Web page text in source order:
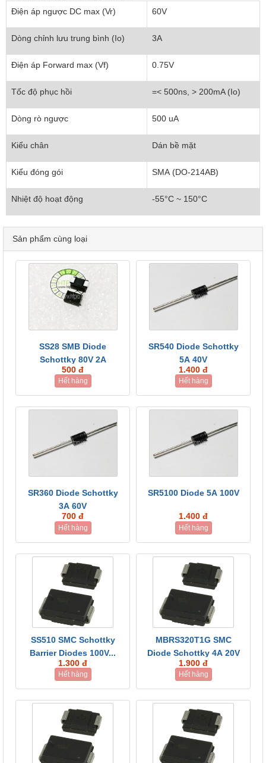
Điện áp ngược DC max (Vr)
60V
Dòng chỉnh lưu trung bình (Io) 3A
Điện áp Forward max (Vf) 0.75V
Tốc độ phục hồi =< 500ns, > 200mA (Io)
Dòng rò ngược 500 uA
Kiểu chân Dán bề mặt
Kiểu đóng gói SMA (DO-214AB)
Nhiệt độ hoạt động -55°C ~ 150°C
Sản phẩm cùng loại
SS28 SMB Diode
Schottky 80V 2A
500 đ
Hết hàng
SR540 Diode Schottky
5A 40V
1.400 đ
Hết hàng
SR360 Diode Schottky
3A 60V
700 đ
Hết hàng
SR5100 Diode 5A 100V
1.400 đ
Hết hàng
SS510 SMC Schottky
Barrier Diodes 100V...
1.300 đ
Hết hàng
MBRS320T1G SMC
Diode Schottky 4A 20V
1.900 đ
Hết hàng